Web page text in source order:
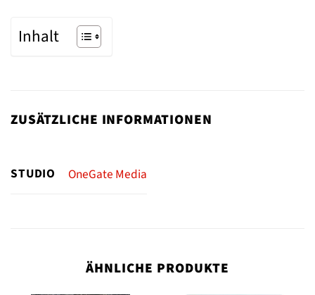
Inhalt
ZUSÄTZLICHE INFORMATIONEN
STUDIO OneGate Media
ÄHNLICHE PRODUKTE